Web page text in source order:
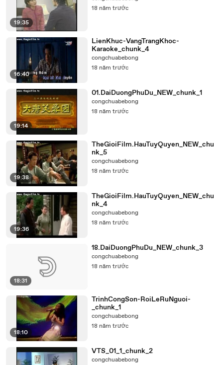
19:35
18 năm trước
16:40
LienKhuc-VangTrangKhoc-
Karaoke_chunk_4
congchuabebong
18 năm trước
19:14
01.DaiDuongPhuDu_NEW_chunk_1
congchuabebong
18 năm trước
19:38
TheGioiFilm.HauTuyQuyen_NEW_chu
nk_5
congchuabebong
18 năm trước
19:36
TheGioiFilm.HauTuyQuyen_NEW_chu
nk_4
congchuabebong
18 năm trước
18:31
18.DaiDuongPhuDu_NEW_chunk_3
congchuabebong
18 năm trước
18:10
TrinhCongSon-RoiLeRuNguoi-
_chunk_1
congchuabebong
18 năm trước
VTS_01_1_chunk_2
congchuabebong